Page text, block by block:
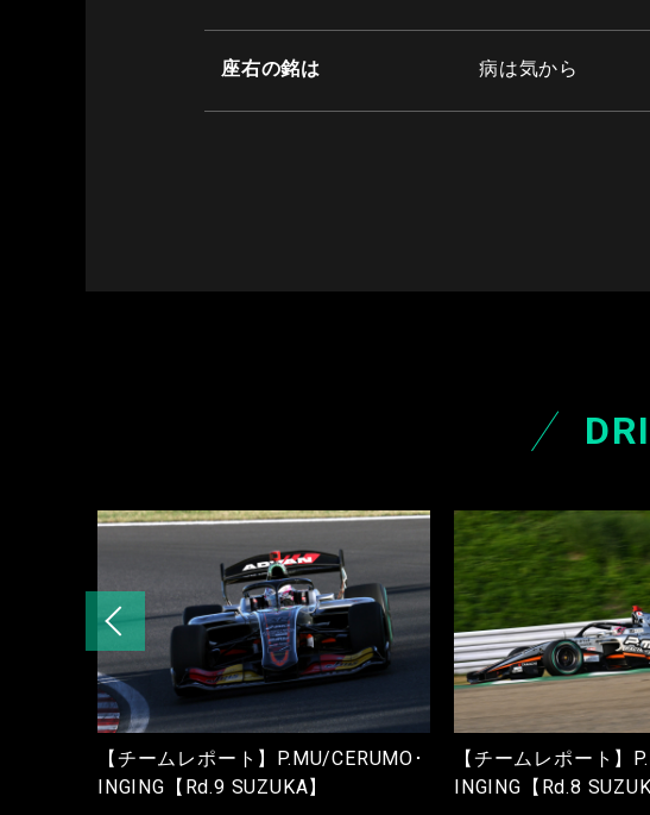
座右の銘は 病は気から
【チームレポート】P.MU/CERUMO･
INGING【Rd.9 SUZUKA】
【チームレポート】
INGING【Rd.8